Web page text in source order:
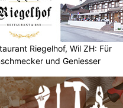
Riegelhof, Wil ZH: Für
und Geniesser